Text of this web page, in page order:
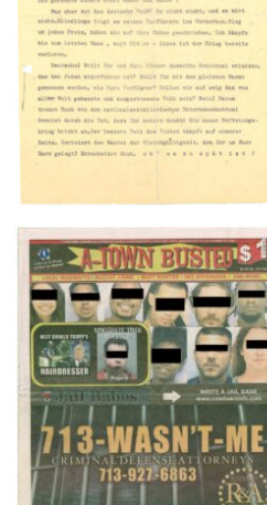
A-TOWN BUSTED – 8/15/16–
9/1/16